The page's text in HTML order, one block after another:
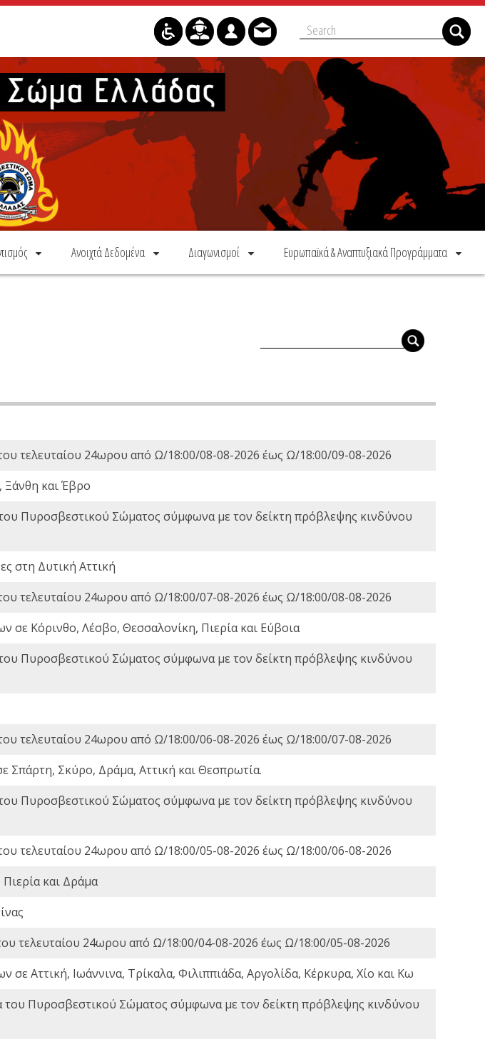
Ανοιχτά Δεδομένα Διαγωνισμοί Ευρωπαϊκά & Αναπτυξιακά Προγράμματα
τελευταίου 24ωρου από Ω/18:00/08-08-2026 έως Ω/18:00/09-08-2026
Ξάνθη και Έβρο
Πυροσβεστικού Σώματος σύμφωνα με τον δείκτη πρόβλεψης κινδύνου
στη Δυτική Αττική
τελευταίου 24ωρου από Ω/18:00/07-08-2026 έως Ω/18:00/08-08-2026
σε Κόρινθο, Λέσβο, Θεσσαλονίκη, Πιερία και Εύβοια
Πυροσβεστικού Σώματος σύμφωνα με τον δείκτη πρόβλεψης κινδύνου
τελευταίου 24ωρου από Ω/18:00/06-08-2026 έως Ω/18:00/07-08-2026
Σπάρτη, Σκύρο, Δράμα, Αττική και Θεσπρωτία.
Πυροσβεστικού Σώματος σύμφωνα με τον δείκτη πρόβλεψης κινδύνου
τελευταίου 24ωρου από Ω/18:00/05-08-2026 έως Ω/18:00/06-08-2026
και Δράμα
τελευταίου 24ωρου από Ω/18:00/04-08-2026 έως Ω/18:00/05-08-2026
σε Αττική, Ιωάννινα, Τρίκαλα, Φιλιππιάδα, Αργολίδα, Κέρκυρα, Χίο και Κω
του Πυροσβεστικού Σώματος σύμφωνα με τον δείκτη πρόβλεψης κινδύνου